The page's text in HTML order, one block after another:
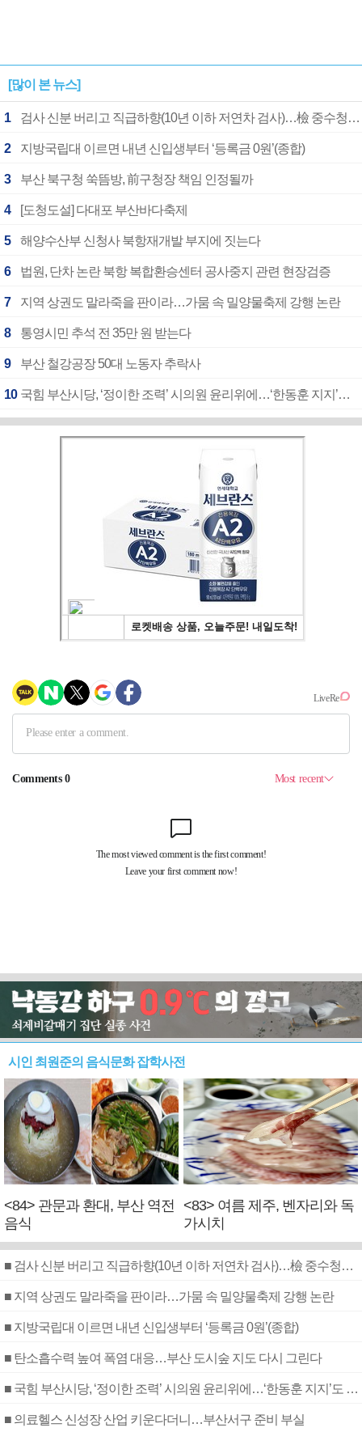
[많이 본 뉴스]
1 검사 신분 버리고 직급하향(10년 이하 저연차 검사)…檢 중수청행 기피
2 지방국립대 이르면 내년 신입생부터 ‘등록금 0원’(종합)
3 부산 북구청 쑥뜸방, 前구청장 책임 인정될까
4 [도청도설] 다대포 부산바다축제
5 해양수산부 신청사 북항재개발 부지에 짓는다
6 법원, 단차 논란 북항 복합환승센터 공사중지 관련 현장검증
7 지역 상권도 말라죽을 판이라…가뭄 속 밀양물축제 강행 논란
8 통영시민 추석 전 35만 원 받는다
9 부산 철강공장 50대 노동자 추락사
10 국힘 부산시당, ‘정이한 조력’ 시의원 윤리위에…‘한동훈 지지’도 신고접수
시인 최원준의 음식문화 잡학사전
<84> 관문과 환대, 부산 역전
음식
<83> 여름 제주, 벤자리와 독
가시치
■ 검사 신분 버리고 직급하향(10년 이하 저연차 검사)…檢 중수청행 기피
■ 지역 상권도 말라죽을 판이라…가뭄 속 밀양물축제 강행 논란
■ 지방국립대 이르면 내년 신입생부터 ‘등록금 0원’(종합)
■ 탄소흡수력 높여 폭염 대응…부산 도시숲 지도 다시 그린다
■ 국힘 부산시당, ‘정이한 조력’ 시의원 윤리위에…‘한동훈 지지’도 신고접수
■ 의료헬스 신성장 산업 키운다더니…부산서구 준비 부실